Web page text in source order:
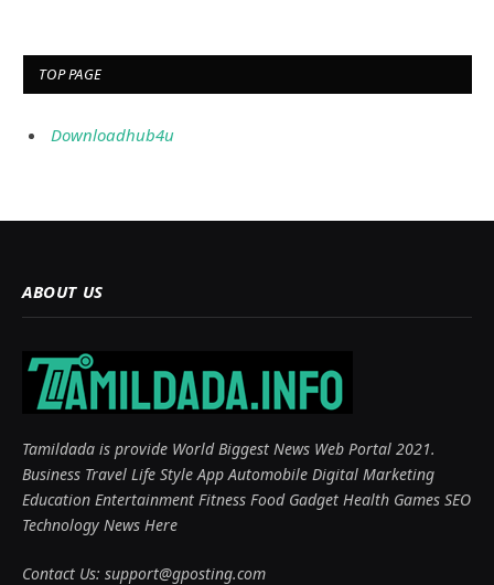
TOP PAGE
Downloadhub4u
ABOUT US
Tamildada is provide World Biggest News Web Portal 2021.
Business Travel Life Style App Automobile Digital Marketing
Education Entertainment Fitness Food Gadget Health Games SEO
Technology News Here
Contact Us: support@gposting.com